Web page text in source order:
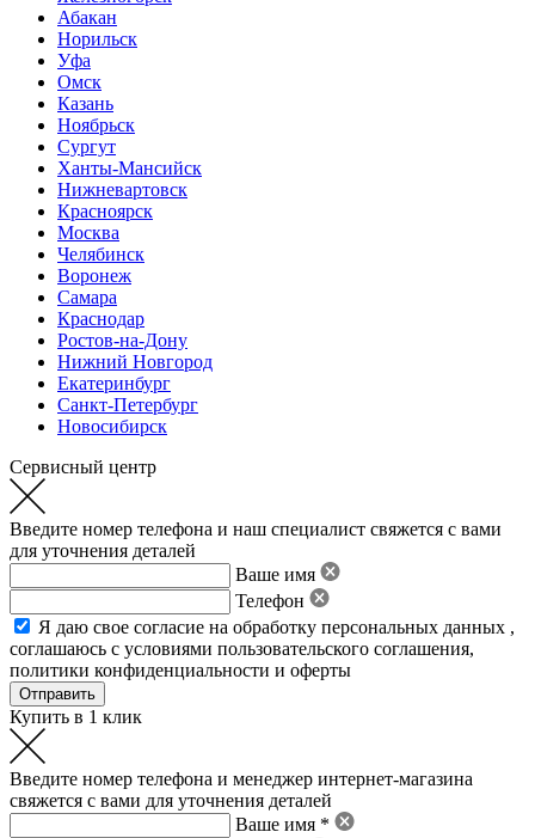
Абакан
Норильск
Уфа
Омск
Казань
Ноябрьск
Сургут
Ханты-Мансийск
Нижневартовск
Красноярск
Москва
Челябинск
Воронеж
Самара
Краснодар
Ростов-на-Дону
Нижний Новгород
Екатеринбург
Санкт-Петербург
Новосибирск
Сервисный центр
Введите номер телефона и наш специалист свяжется с вами
для уточнения деталей
Ваше имя
Телефон
Я даю свое согласие на обработку персональных данных ,
соглашаюсь с условиями пользовательского соглашения,
политики конфиденциальности и оферты
Купить в 1 клик
Введите номер телефона и менеджер интернет-магазина
свяжется с вами для уточнения деталей
Ваше имя *